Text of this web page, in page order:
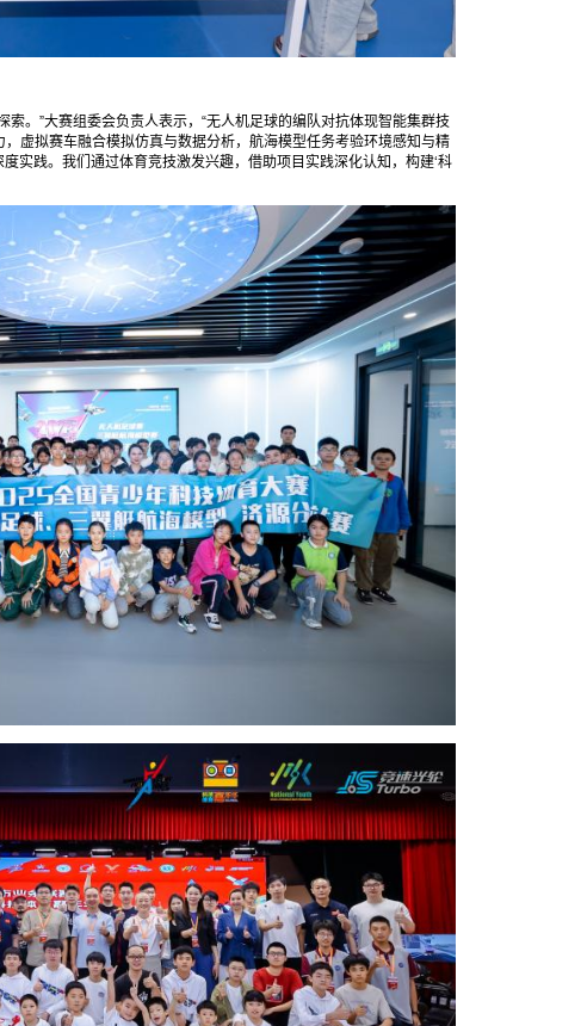
。”大赛组委会负责人表示，“无人机足球的编队对抗体现智能集群技
虚拟赛车融合模拟仿真与数据分析，航海模型任务考验环境感知与精
践。我们通过体育竞技激发兴趣，借助项目实践深化认知，构建‘科